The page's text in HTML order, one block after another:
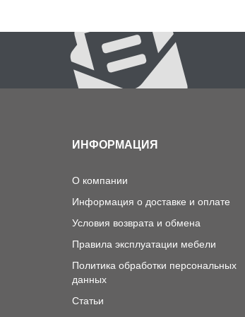
ИНФОРМАЦИЯ
О компании
Информация о доставке и оплате
Условия возврата и обмена
Правила эксплуатации мебели
Политика обработки персональных
данных
Статьи